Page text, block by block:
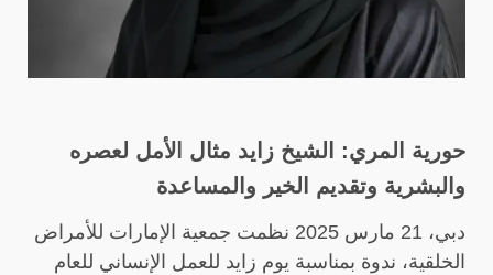
حورية المري: الشيخ زايد مثال الأمل لعصره
والبشرية وتقديم الخير والمساعدة
دبي، 21 مارس 2025 نظمت جمعية الإمارات للأمراض
الخلقية، ندوة بمناسبة يوم زايد للعمل الإنساني للعام